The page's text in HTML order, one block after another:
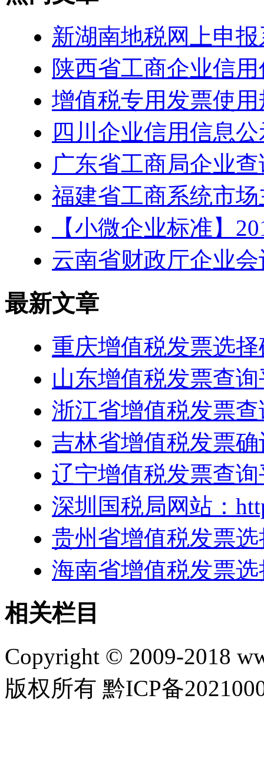
新湖南地税网上申报
陕西省工商企业信
增值税专用发票使
四川企业信用信息
广东省工商局企业
福建省工商系统市
【小微企业标准】
云南省财政厅企业
最新文章
重庆增值税发票选
山东增值税发票查询
浙江省增值税发票
吉林省增值税发票
辽宁增值税发票查
深圳国税局网站：
贵州省增值税发票
海南省增值税发票
相关栏目
Copyright © 2009-2018
版权所有 黔ICP备